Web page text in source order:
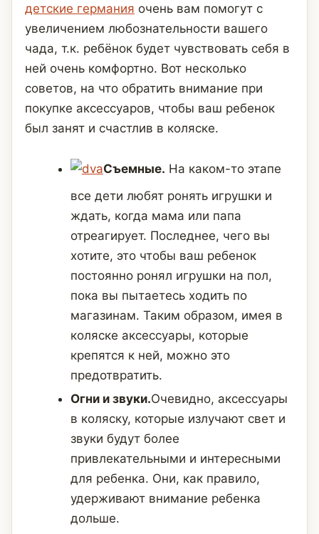
детские германия очень вам помогут с
увеличением любознательности вашего
чада, т.к. ребёнок будет чувствовать себя в
ней очень комфортно. Вот несколько
советов, на что обратить внимание при
покупке аксессуаров, чтобы ваш ребенок
был занят и счастлив в коляске.
Съемные. На каком-то этапе
все дети любят ронять игрушки и
ждать, когда мама или папа
отреагирует. Последнее, чего вы
хотите, это чтобы ваш ребенок
постоянно ронял игрушки на пол,
пока вы пытаетесь ходить по
магазинам. Таким образом, имея в
коляске аксессуары, которые
крепятся к ней, можно это
предотвратить.
Огни и звуки.Очевидно, аксессуары
в коляску, которые излучают свет и
звуки будут более
привлекательными и интересными
для ребенка. Они, как правило,
удерживают внимание ребенка
дольше.